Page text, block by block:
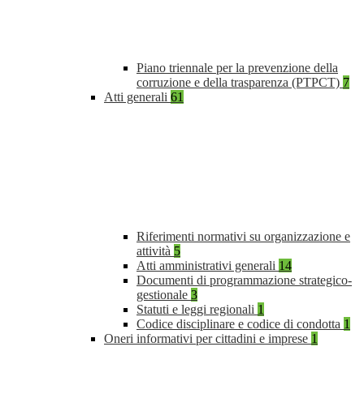
Piano triennale per la prevenzione della
corruzione e della trasparenza (PTPCT) 7
Atti generali 61
Riferimenti normativi su organizzazione e
attività 5
Atti amministrativi generali 14
Documenti di programmazione strategico-
gestionale 3
Statuti e leggi regionali 1
Codice disciplinare e codice di condotta 1
Oneri informativi per cittadini e imprese 1